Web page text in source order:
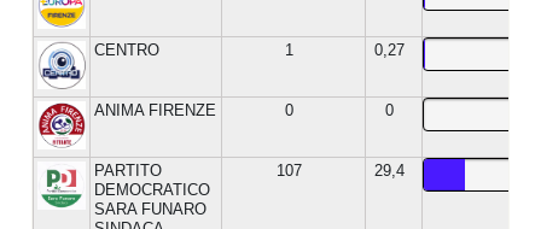
CENTRO 1 0,27
ANIMA FIRENZE 0 0
PARTITO
DEMOCRATICO
SARA FUNARO
107 29,4